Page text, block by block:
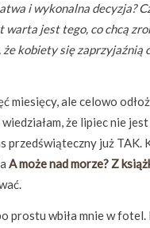
i wykonalna decyzja?
jest tego, co chcą
kobiety się zaprzyjaźnią
miesięcy, ale celowo
że lipiec nie
przedświąteczny już TAK.
A może nad morze? Z
prostu wbiła mnie w fotel.